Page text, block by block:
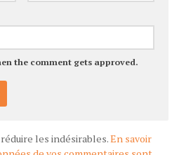
the comment gets approved.
les indésirables.En savoir